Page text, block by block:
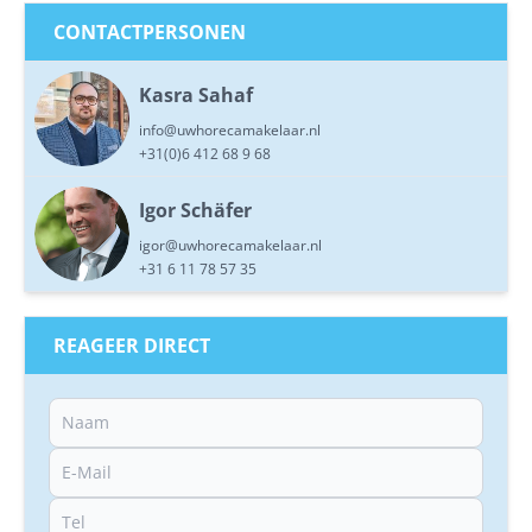
CONTACTPERSONEN
Kasra Sahaf
info@uwhorecamakelaar.nl
+31(0)6 412 68 9 68
Igor Schäfer
igor@uwhorecamakelaar.nl
+31 6 11 78 57 35
REAGEER DIRECT